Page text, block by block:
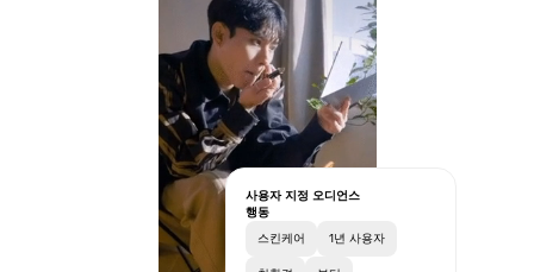
사용자 지정 오디언스
행동
스킨케어
1년 사용자